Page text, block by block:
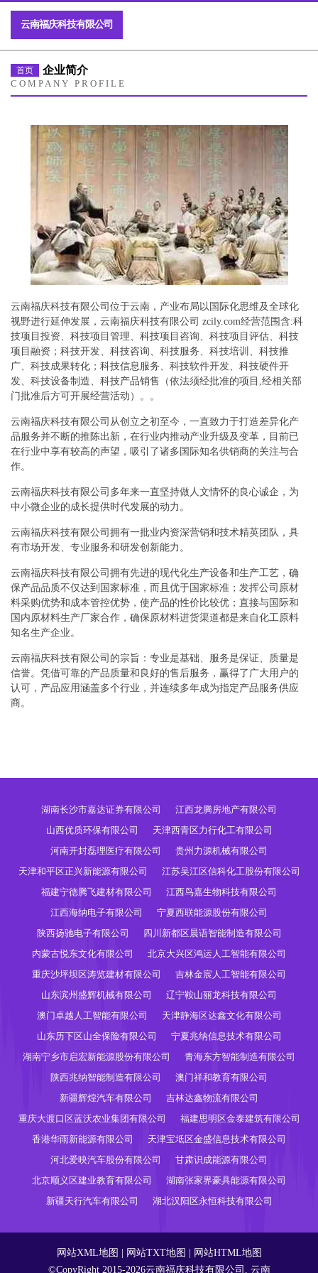
云南福庆科技有限公司
首页 企业简介
COMPANY PROFILE
云南福庆科技有限公司位于云南，产业布局以国际化思维及全球化
视野进行延伸发展，云南福庆科技有限公司 zcily.com经营范围含:科
技项目投资、科技项目管理、科技项目咨询、科技项目评估、科技
项目融资；科技开发、科技咨询、科技服务、科技培训、科技推
广、科技成果转化；科技信息服务、科技软件开发、科技硬件开
发、科技设备制造、科技产品销售（依法须经批准的项目,经相关部
门批准后方可开展经营活动）。。
云南福庆科技有限公司从创立之初至今，一直致力于打造差异化产
品服务并不断的推陈出新，在行业内推动产业升级及变革，目前已
在行业中享有较高的声望，吸引了诸多国际知名供销商的关注与合
作。
云南福庆科技有限公司多年来一直坚持做人文情怀的良心诚企，为
中小微企业的成长提供时代发展的动力。
云南福庆科技有限公司拥有一批业内资深营销和技术精英团队，具
有市场开发、专业服务和研发创新能力。
云南福庆科技有限公司拥有先进的现代化生产设备和生产工艺，确
保产品品质不仅达到国家标准，而且优于国家标准；发挥公司原材
料采购优势和成本管控优势，使产品的性价比较优；直接与国际和
国内原材料生产厂家合作，确保原材料进货渠道都是来自化工原料
知名生产企业。
云南福庆科技有限公司的宗旨：专业是基础、服务是保证、质量是
信誉。凭借可靠的产品质量和良好的售后服务，赢得了广大用户的
认可，产品应用涵盖多个行业，并连续多年成为指定产品服务供应
商。
湖南长沙市嘉达证券有限公司
江西龙腾房地产有限公司
山西优质环保有限公司
天津西青区力行化工有限公司
河南开封磊理医疗有限公司
贵州力源机械有限公司
天津和平区正兴新能源有限公司
江苏吴江区信科化工股份有限公司
福建宁德腾飞建材有限公司
江西鸟嘉生物科技有限公司
江西海纳电子有限公司
宁夏西联能源股份有限公司
陕西扬驰电子有限公司
四川新都区晨语智能制造有限公司
内蒙古悦东文化有限公司
北京大兴区鸿运人工智能有限公司
重庆沙坪坝区涛览建材有限公司
吉林金宸人工智能有限公司
山东滨州盛辉机械有限公司
辽宁鞍山丽龙科技有限公司
澳门卓越人工智能有限公司
天津静海区达鑫文化有限公司
山东历下区山全保险有限公司
宁夏兆纳信息技术有限公司
湖南宁乡市启宏新能源股份有限公司
青海东方智能制造有限公司
陕西兆纳智能制造有限公司
澳门祥和教育有限公司
新疆辉煌汽车有限公司
吉林达鑫物流有限公司
重庆大渡口区蓝沃农业集团有限公司
福建思明区金泰建筑有限公司
香港华雨新能源有限公司
天津宝坻区金盛信息技术有限公司
河北爱映汽车股份有限公司
甘肃识成能源有限公司
北京顺义区建业教育有限公司
湖南张家界豪具能源有限公司
新疆天行汽车有限公司
湖北汉阳区永恒科技有限公司
网站XML地图 网站TXT地图
网站HTML地图
©CopyRight 2015-2026云南福庆科技有限公司, 云南